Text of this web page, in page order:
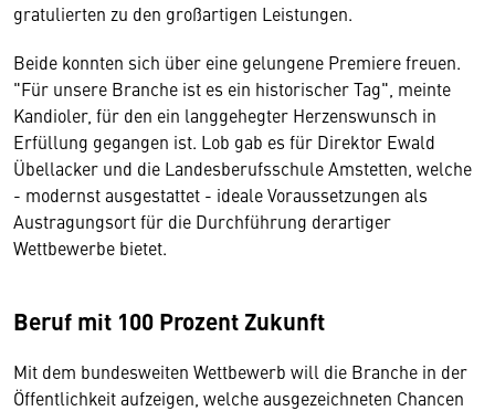
gratulierten zu den großartigen Leistungen.
Beide konnten sich über eine gelungene Premiere freuen.
"Für unsere Branche ist es ein historischer Tag", meinte
Kandioler, für den ein langgehegter Her­zenswunsch in
Erfüllung gegangen ist. Lob gab es für Direktor Ewald
Übellacker und die Landesberufsschule Amstetten, welche
- modernst ausgestattet - ideale Voraussetzungen als
Austragungsort für die Durchführung derartiger
Wettbewerbe bietet.
Beruf mit 100 Prozent Zukunft
Mit dem bundesweiten Wettbewerb will die Branche in der
Öffentlichkeit aufzeigen, welche ausgezeichneten Chancen